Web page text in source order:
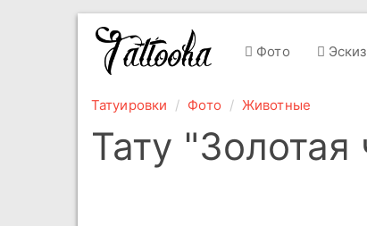
Фото
Татуировки Фото Животные
Тату "Золотая